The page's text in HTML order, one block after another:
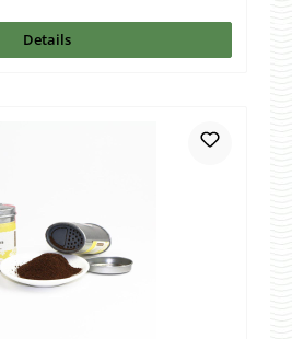
Details